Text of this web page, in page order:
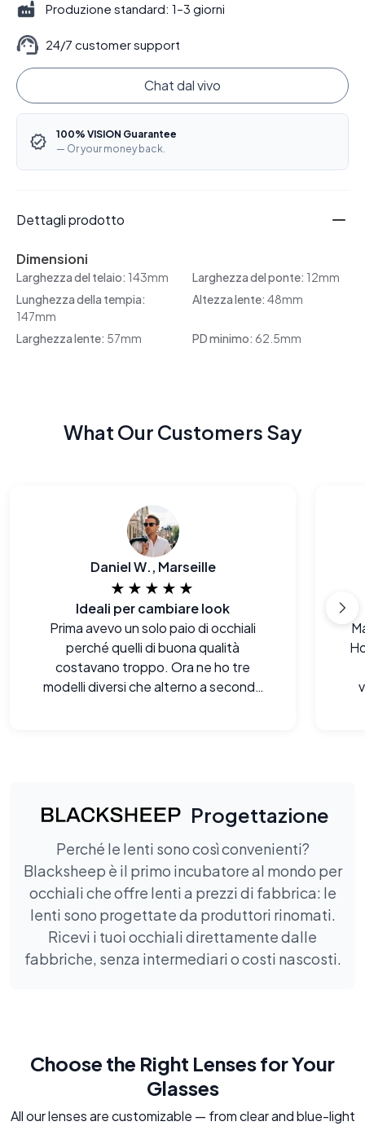
Produzione standard: 1–3 giorni
24/7 customer support
Chat dal vivo
100% VISION Guarantee
— Or your money back.
Dettagli prodotto
Dimensioni
Larghezza del telaio: 143mm Larghezza del ponte: 12mm
Lunghezza della tempia:
147mm
Altezza lente: 48mm
Larghezza lente: 57mm PD minimo: 62.5mm
What Our Customers Say
Daniel W., Marseille
★★★★★
Ideali per cambiare look
Prima avevo un solo paio di occhiali
perché quelli di buona qualità
costavano troppo. Ora ne ho tre
modelli diversi che alterno a seconda
Progettazione
Perché le lenti sono così convenienti?
Blacksheep è il primo incubatore al mondo per
occhiali che offre lenti a prezzi di fabbrica: le
lenti sono progettate da produttori rinomati.
Ricevi i tuoi occhiali direttamente dalle
fabbriche, senza intermediari o costi nascosti.
Choose the Right Lenses for Your
Glasses
All our lenses are customizable — from clear and blue-light